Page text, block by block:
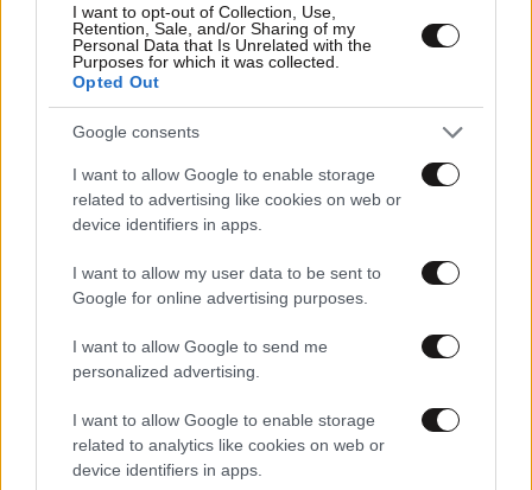
I want to opt-out of Collection, Use,
Retention, Sale, and/or Sharing of my
Personal Data that Is Unrelated with the
Purposes for which it was collected.
Opted Out
Google consents
I want to allow Google to enable storage
related to advertising like cookies on web or
device identifiers in apps.
I want to allow my user data to be sent to
Google for online advertising purposes.
I want to allow Google to send me
personalized advertising.
I want to allow Google to enable storage
related to analytics like cookies on web or
device identifiers in apps.
12·05·2026 17:11
Mental Wellbeing Ambassador in the Workplace: Η νέα
ψυχική υγεία και ευεξία στην εργασία